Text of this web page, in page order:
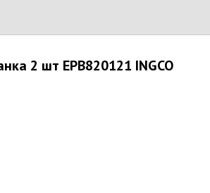
2 шт EPB820121 INGCO